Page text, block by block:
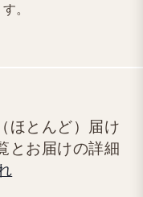
。
ほとんど）届け
とお届けの詳細